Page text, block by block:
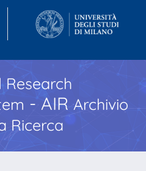
- AIR Archivio
Ricerca